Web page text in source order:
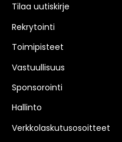
Tilaa uutiskirje
Rekrytointi
Toimipisteet
Vastuullisuus
Sponsorointi
Hallinto
Verkkolaskutusosoitteet